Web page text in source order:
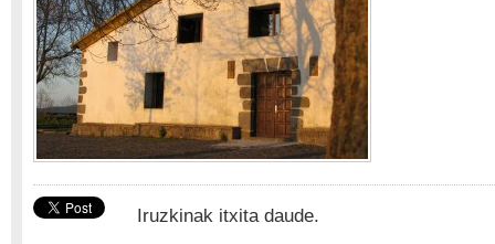
Iruzkinak itxita daude.